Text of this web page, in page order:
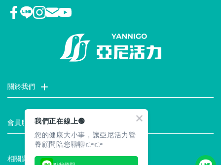
關於我們
會員服務
最新消息 註冊會員
試用索取 服務說明
相關資訊
我們正在線上🟢
您的健康大小事，讓亞尼活力營
養顧問陪您聊聊👉👉